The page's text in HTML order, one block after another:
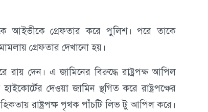
আইভীকে গ্রেফতার করে পুলিশ। পরে তাকে
গ্রেফতার দেখানো হয়।
দেন। এ জামিনের বিরুদ্ধে রাষ্ট্রপক্ষ আপিল
দেওয়া জামিন স্থগিত করে রাষ্ট্রপক্ষের
রাষ্ট্রপক্ষ পৃথক পাঁচটি লিভ টু আপিল করে।